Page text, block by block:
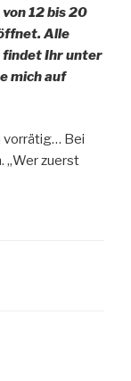
12 bis 20
Alle
findet Ihr unter
mich auf
vorrätig… Bei
„Wer zuerst